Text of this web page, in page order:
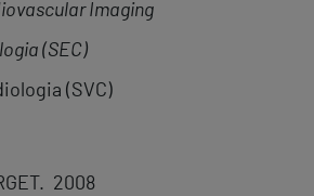
Imaging
(SEC)
(SVC)
2008